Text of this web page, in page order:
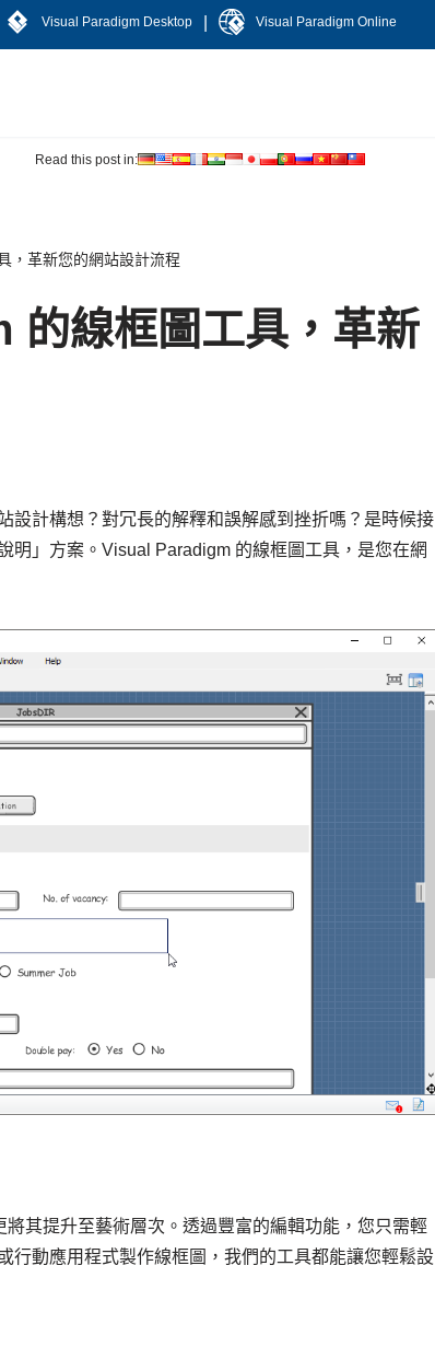
Visual Paradigm Desktop Visual Paradigm Online
Read this post in:
，革新您的網站設計流程
線框圖工具，革新
設計構想？對冗長的解釋和誤解感到挫折嗎？是時候接
明」方案。Visual Paradigm 的線框圖工具，是您在網
其提升至藝術層次。透過豐富的編輯功能，您只需輕
行動應用程式製作線框圖，我們的工具都能讓您輕鬆設